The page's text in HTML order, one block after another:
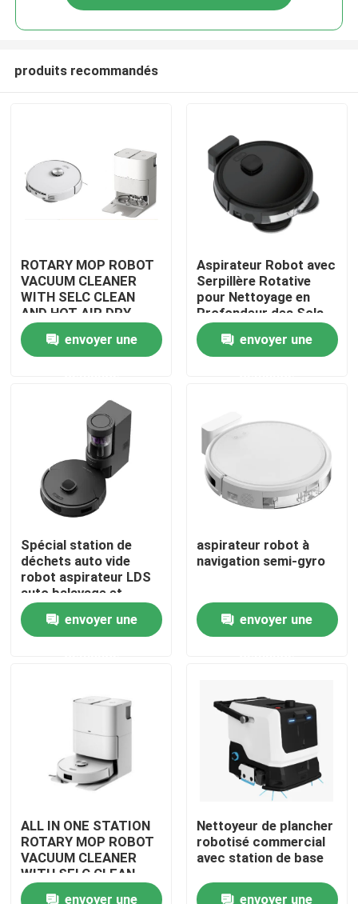
Produits
vidéos
Au sujet de nous
Visite d'usine
aspirateur de robot
Laveur de vitres de robot
produits recommandés
ROTARY MOP ROBOT
VACUUM CLEANER
WITH SELC CLEAN
AND HOT AIR DRY
MOP
envoyer une
Aspirateur Robot avec
Serpillère Rotative
pour Nettoyage en
Profondeur des Sols
envoyer une
Spécial station de
déchets auto vide
robot aspirateur LDS
auto balayage et
nettoyage
envoyer une
aspirateur robot à
navigation semi-gyro
envoyer une
ALL IN ONE STATION
ROTARY MOP ROBOT
VACUUM CLEANER
WITH SELC CLEAN
MOP
envoyer une
Nettoyeur de plancher
robotisé commercial
avec station de base
envoyer une